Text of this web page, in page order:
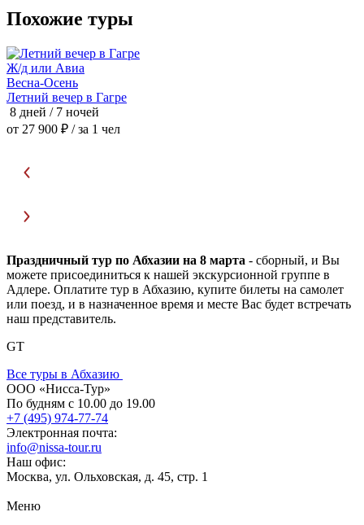
Похожие туры
Ж/д или Авиа
Весна-Осень
Летний вечер в Гагре
8 дней / 7 ночей
от 27 900 ₽ / за 1 чел
Праздничный тур по Абхазии на 8 марта - сборный, и Вы
можете присоединиться к нашей экскурсионной группе в
Адлере. Оплатите тур в Абхазию, купите билеты на самолет
или поезд, и в назначенное время и месте Вас будет встречать
наш представитель.
GT
Все туры в Абхазию
ООО «Нисса-Тур»
По будням с 10.00 до 19.00
+7 (495) 974-77-74
Электронная почта:
info@nissa-tour.ru
Наш офис:
Москва, ул. Ольховская, д. 45, стр. 1
Меню